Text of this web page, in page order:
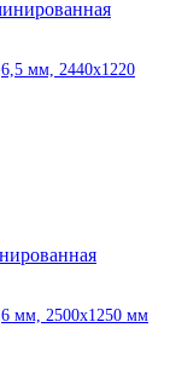
мм, 2440x1220
мм, 2500x1250 мм